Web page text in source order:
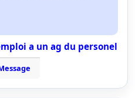
a un ag du personel